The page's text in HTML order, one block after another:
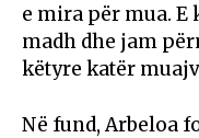
e mira për mua. E
madh dhe jam
këtyre katër
Në fund, Arbeloa